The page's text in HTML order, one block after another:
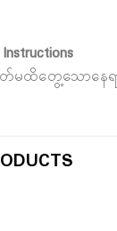
မထိတွေ့သောနေ